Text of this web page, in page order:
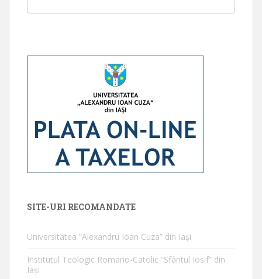
SITE-URI RECOMANDATE
Universitatea ”Alexandru Ioan Cuza” din Iaşi
Institutul Teologic Romano-Catolic ”Sfântul Iosif” din
Iaşi